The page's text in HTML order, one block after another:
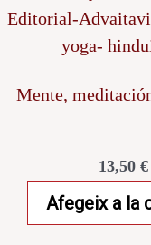
Mente,
13,50 €
Afegeix a la